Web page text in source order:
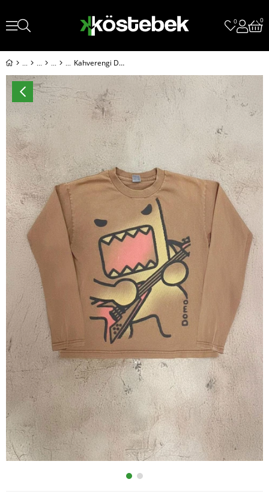
0 0
Kahverengi Domo Guitarist Caricature Unisex Sweatshirt